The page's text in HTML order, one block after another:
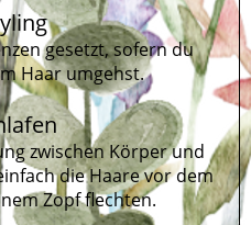
gesetzt, sofern du
Haar umgehst.
zwischen Körper und
die Haare vor dem
Zopf flechten.